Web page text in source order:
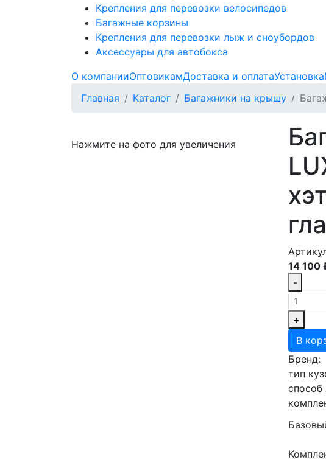
Крепления для перевозки велосипедов
Багажные корзины
Крепления для перевозки лыж и сноубордов
Аксессуары для автобокса
О компанииОптовикамДоставка и оплатаУстановка
Главная
Каталог Багажники на крышу
Нажмите на фото для увеличения
14 100
-
+
В
Бренд:
тип
способ